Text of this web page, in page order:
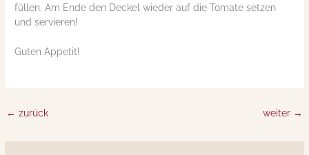
füllen. Am Ende den Deckel wieder auf die Tomate setzen
und servieren!
Guten Appetit!
← zurück weiter →